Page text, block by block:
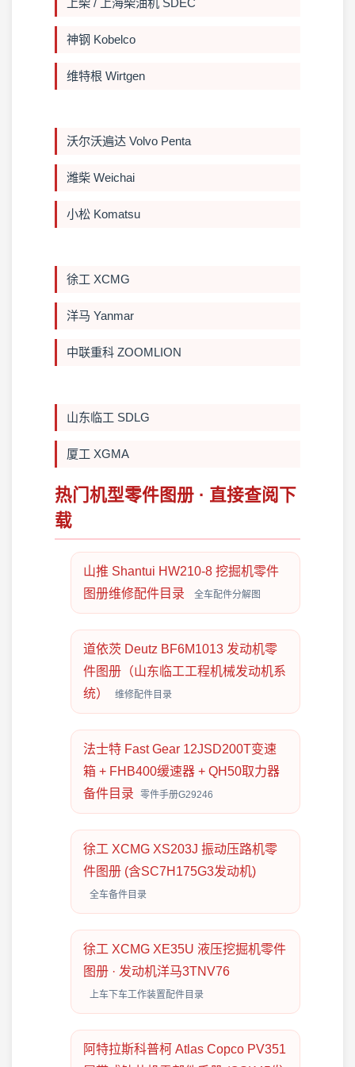
上柴 / 上海柴油机 SDEC
神钢 Kobelco
维特根 Wirtgen
沃尔沃遍达 Volvo Penta
潍柴 Weichai
小松 Komatsu
徐工 XCMG
洋马 Yanmar
中联重科 ZOOMLION
山东临工 SDLG
厦工 XGMA
热门机型零件图册 · 直接查阅下
载
山推 Shantui HW210-8 挖掘机零件
图册维修配件目录
全车配件分解图
道依茨 Deutz BF6M1013 发动机零
件图册（山东临工工程机械发动机系
统）
维修配件目录
法士特 Fast Gear 12JSD200T变速
箱 + FHB400缓速器 + QH50取力器
备件目录
零件手册G29246
徐工 XCMG XS203J 振动压路机零
件图册 (含SC7H175G3发动机)
全车备件目录
徐工 XCMG XE35U 液压挖掘机零件
图册 · 发动机洋马3TNV76
上车下车工作装置配件目录
阿特拉斯科普柯 Atlas Copco PV351